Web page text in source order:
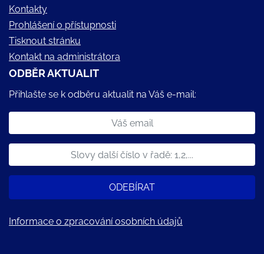
Kontakty
Prohlášení o přístupnosti
Tisknout stránku
Kontakt na administrátora
ODBĚR AKTUALIT
Přihlašte se k odběru aktualit na Váš e-mail:
ODEBÍRAT
Informace o zpracování osobních údajů